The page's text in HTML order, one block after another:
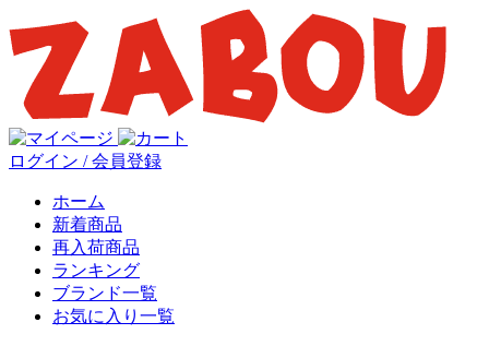
ログイン / 会員登録
ホーム
新着商品
再入荷商品
ランキング
ブランド一覧
お気に入り一覧